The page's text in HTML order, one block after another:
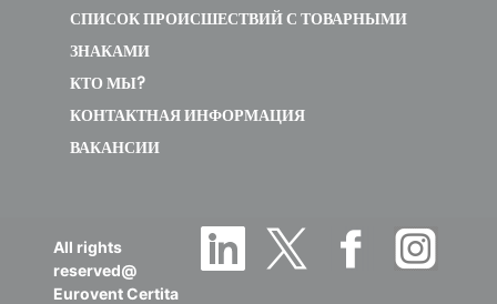
СПИСОК ПРОИСШЕСТВИЙ С ТОВАРНЫМИ
ЗНАКАМИ
КТО МЫ?
КОНТАКТНАЯ ИНФОРМАЦИЯ
ВАКАНСИИ
All rights
reserved@
Eurovent Certita